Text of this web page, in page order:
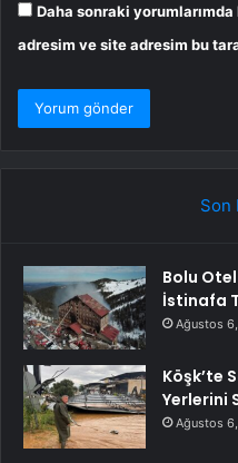
Daha sonraki
adresim ve site adresim bu
Son
Bolu
İstinafa
Ağustos
Köşk’te
Yerlerini
Ağustos